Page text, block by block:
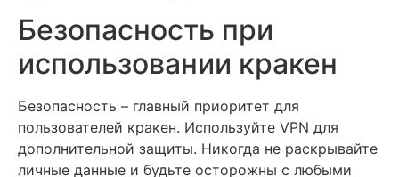
Безопасность при
использовании кракен
Безопасность – главный приоритет для
пользователей кракен. Используйте VPN для
дополнительной защиты. Никогда не раскрывайте
личные данные и будьте осторожны с любыми